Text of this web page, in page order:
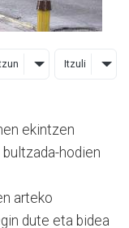
Itzuli
ekintzen
hodien
arteko
dute eta bidea